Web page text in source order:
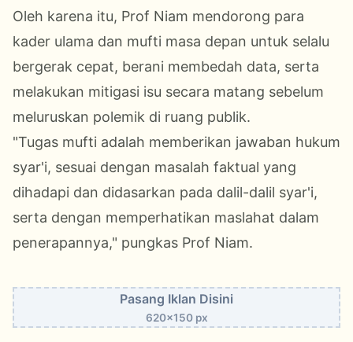
Oleh karena itu, Prof Niam mendorong para
kader ulama dan mufti masa depan untuk selalu
bergerak cepat, berani membedah data, serta
melakukan mitigasi isu secara matang sebelum
meluruskan polemik di ruang publik.
​"Tugas mufti adalah memberikan jawaban hukum
syar'i, sesuai dengan masalah faktual yang
dihadapi dan didasarkan pada dalil-dalil syar'i,
serta dengan memperhatikan maslahat dalam
penerapannya," pungkas Prof Niam.
Pasang Iklan Disini
620x150 px